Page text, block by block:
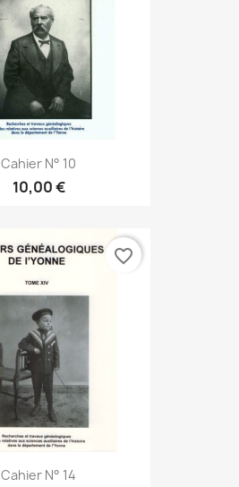
Cahier N° 10
10,00 €
Cahier N° 14
favorite_border